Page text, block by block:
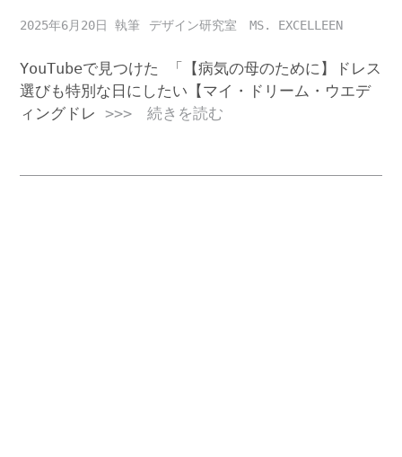
2025年6月20日 デザイン研究室 MS. EXCELLEEN
YouTubeで見つけた 「【病気の母のために】ドレス
選びも特別な日にしたい【マイ・ドリーム・ウエデ
ィングドレ >>> 続きを読む